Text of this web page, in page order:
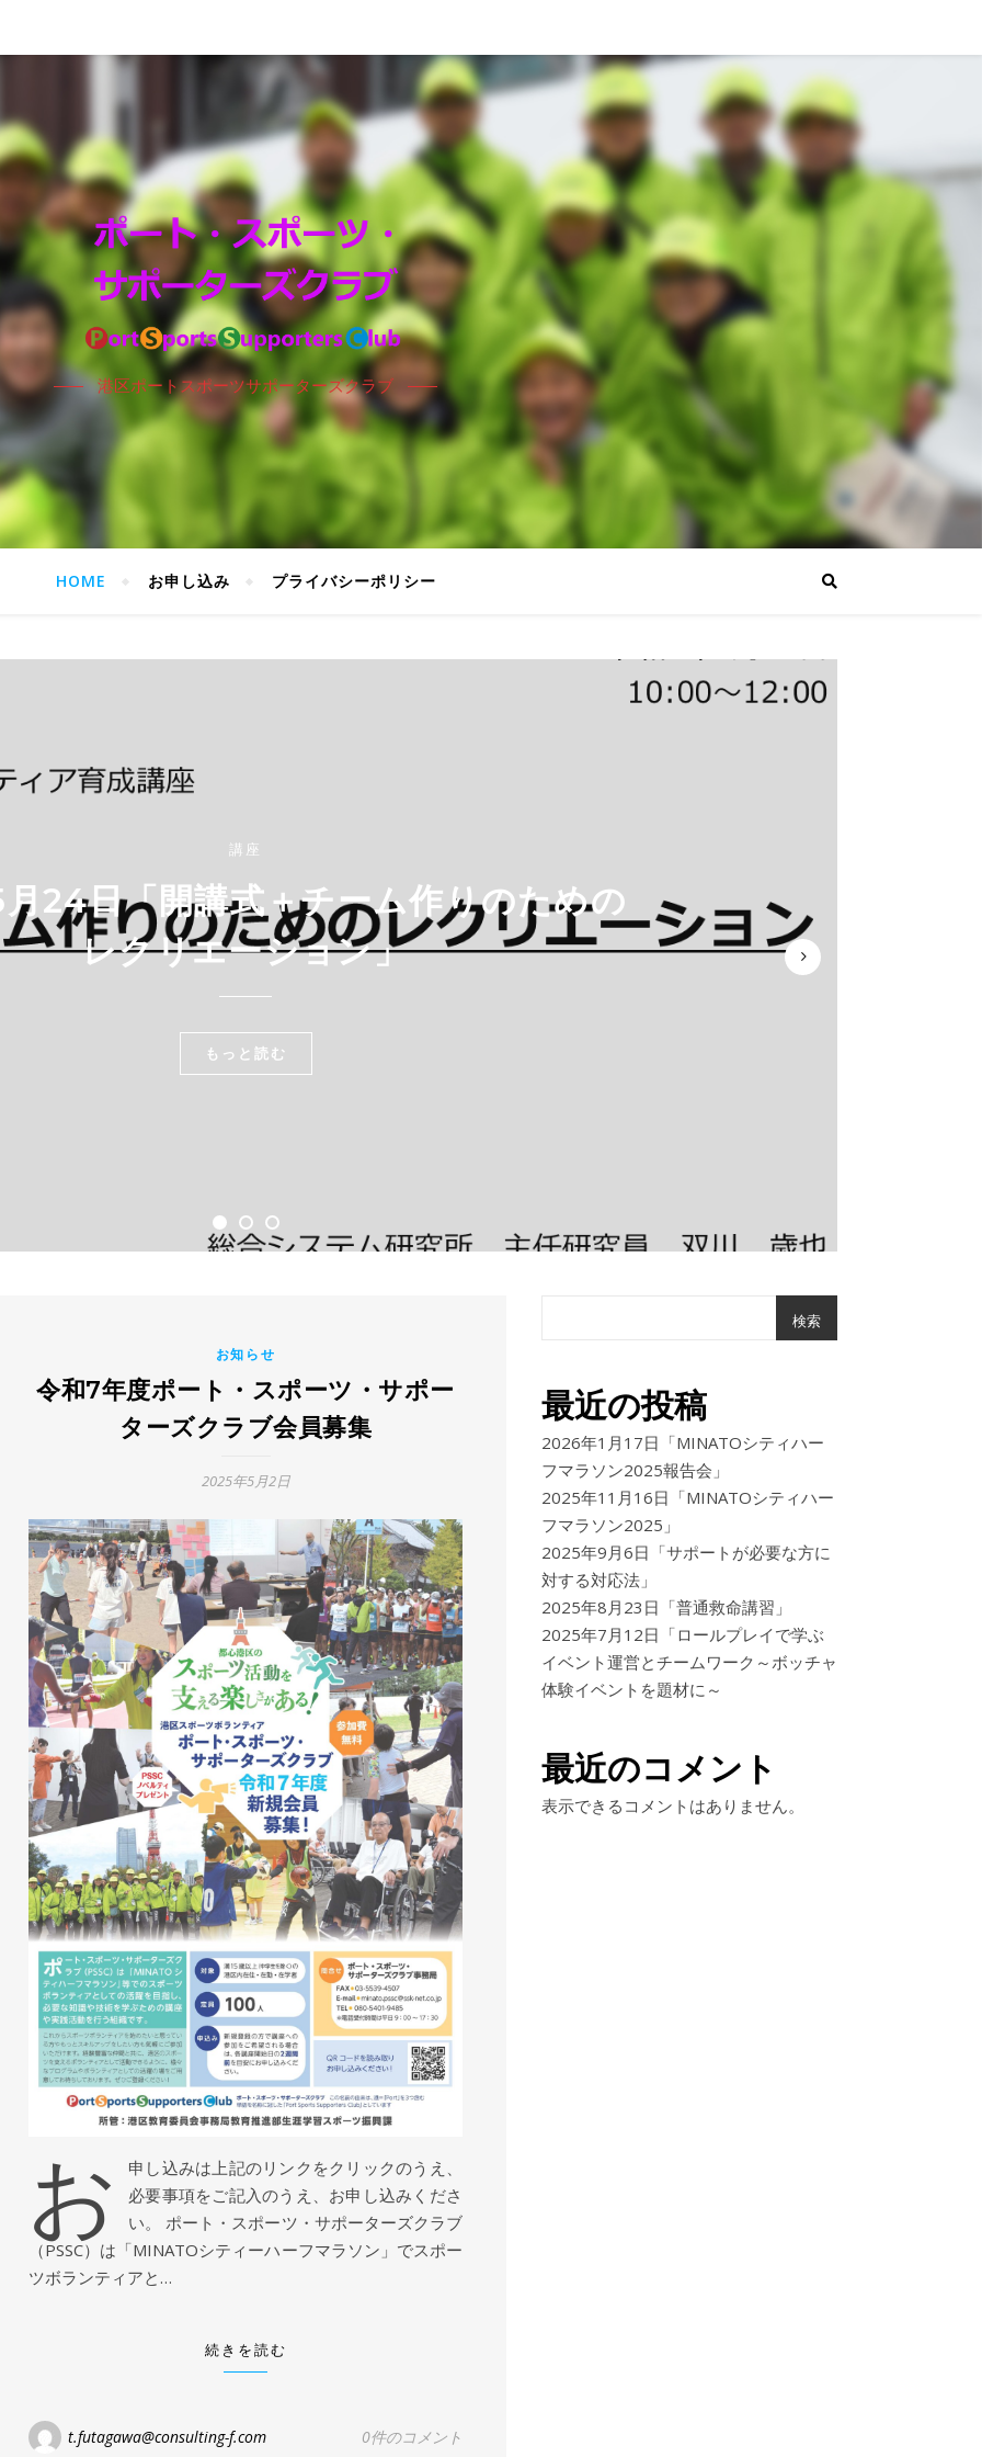
港区ポートスポーツサポーターズクラブ
HOME お申し込み プライバシーポリシー
講座
24日「開講式＋チーム作りのための
レクリエーション」
もっと読む
2月17日「閉講式＋情報交換会」
もっと読む
講座
18日「ガイダンス＋ボランティア概
論」
もっと読む
お知らせ
令和7年度ポート・スポーツ・サポー
ターズクラブ会員募集
2025年5月2日
お
申し込みは上記のリンクをクリックのうえ、
必要事項をご記入のうえ、お申し込みくださ
い。 ポート・スポーツ・サポーターズクラブ
（PSSC）は「MINATOシティーハーフマラソン」でスポー
ツボランティアと…
続きを読む
t.futagawa@consulting-f.com 0件のコメント
検索
最近の投稿
2026年1月17日「MINATOシティハー
フマラソン2025報告会」
2025年11月16日「MINATOシティハー
フマラソン2025」
2025年9月6日「サポートが必要な方に
対する対応法」
2025年8月23日「普通救命講習」
2025年7月12日「ロールプレイで学ぶ
イベント運営とチームワーク～ボッチャ
体験イベントを題材に～
最近のコメント
表示できるコメントはありません。